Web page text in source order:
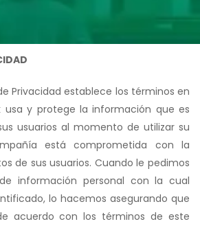
Privacidad establece los términos en
usa y protege la información que es
usuarios al momento de utilizar su
está comprometida con la
de sus usuarios. Cuando le pedimos
información personal con la cual
lo hacemos asegurando que
acuerdo con los términos de este